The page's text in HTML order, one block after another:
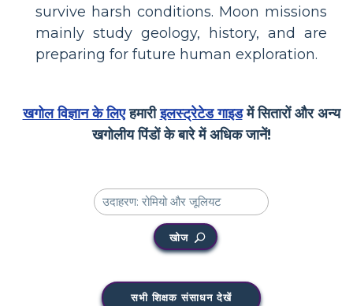
survive harsh conditions. Moon missions
mainly study geology, history, and are
preparing for future human exploration.
खगोल विज्ञान के लिएहमारीइलस्ट्रेटेड गाइडमें सितारों और अन्य
खगोलीय पिंडों के बारे में अधिक जानें!
खोज
सभी शिक्षक संसाधन देखें